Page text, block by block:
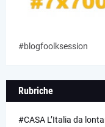
#blogfoolksession
Rubriche
#CASA L’Italia da